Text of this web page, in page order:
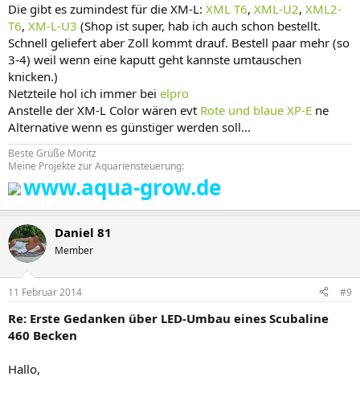
Die gibt es zumindest für die XM-L: XML T6, XML-U2, XML2-
T6, XM-L-U3 (Shop ist super, hab ich auch schon bestellt.
Schnell geliefert aber Zoll kommt drauf. Bestell paar mehr (so
3-4) weil wenn eine kaputt geht kannste umtauschen
knicken.)
Netzteile hol ich immer bei elpro
Anstelle der XM-L Color wären evt Rote und blaue XP-E ne
Alternative wenn es günstiger werden soll...
Beste Grüße Moritz
Meine Projekte zur Aquariensteuerung:
www.aqua-grow.de
Daniel 81
Member
11 Februar 2014 #9
Re: Erste Gedanken über LED-Umbau eines Scubaline
460 Becken
Hallo,